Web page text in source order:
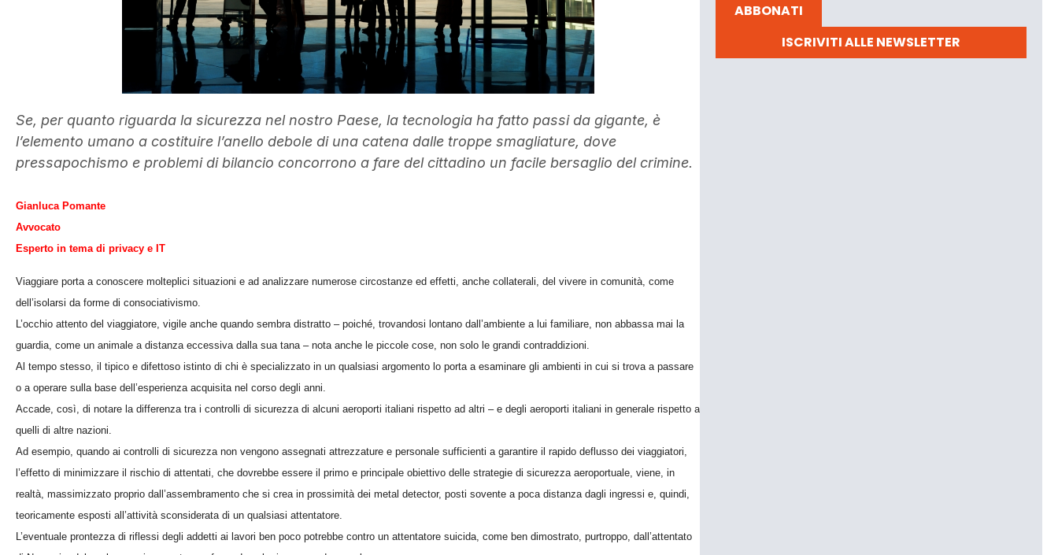
Se, per quanto riguarda la sicurezza nel nostro Paese, la tecnologia ha fatto passi da gigante, è
l’elemento umano a costituire l’anello debole di una catena dalle troppe smagliature, dove
pressapochismo e problemi di bilancio concorrono a fare del cittadino un facile bersaglio del crimine.
Gianluca Pomante
Avvocato
Esperto in tema di privacy e IT
Viaggiare porta a conoscere molteplici situazioni e ad analizzare numerose circostanze ed effetti, anche collaterali, del vivere in comunità, come
dell’isolarsi da forme di consociativismo.
L’occhio attento del viaggiatore, vigile anche quando sembra distratto – poiché, trovandosi lontano dall’ambiente a lui familiare, non abbassa mai la
guardia, come un animale a distanza eccessiva dalla sua tana – nota anche le piccole cose, non solo le grandi contraddizioni.
Al tempo stesso, il tipico e difettoso istinto di chi è specializzato in un qualsiasi argomento lo porta a esaminare gli ambienti in cui si trova a passare
o a operare sulla base dell’esperienza acquisita nel corso degli anni.
Accade, così, di notare la differenza tra i controlli di sicurezza di alcuni aeroporti italiani rispetto ad altri – e degli aeroporti italiani in generale rispetto a
quelli di altre nazioni.
Ad esempio, quando ai controlli di sicurezza non vengono assegnati attrezzature e personale sufficienti a garantire il rapido deflusso dei viaggiatori,
l’effetto di minimizzare il rischio di attentati, che dovrebbe essere il primo e principale obiettivo delle strategie di sicurezza aeroportuale, viene, in
realtà, massimizzato proprio dall’assembramento che si crea in prossimità dei metal detector, posti sovente a poca distanza dagli ingressi e, quindi,
teoricamente esposti all’attività sconsiderata di un qualsiasi attentatore.
L’eventuale prontezza di riflessi degli addetti ai lavori ben poco potrebbe contro un attentatore suicida, come ben dimostrato, purtroppo, dall’attentato
ABBONATI
ISCRIVITI ALLE NEWSLETTER